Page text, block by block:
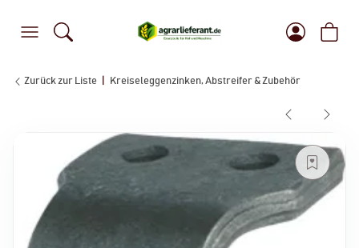
Zurück zur Liste Kreiseleggenzinken, Abstreifer & Zubehör